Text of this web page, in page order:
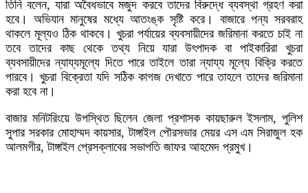
তিনি বলেন, যারা অবৈধভাবে মজুদ করবে তাদের বিরুদ্ধে ব্যবস্থা গ্রহণ করা
হবে। অভিযান মানুষের মধ্যে আতংঙ্ক সৃষ্টি করে। বাজারে পন্য সরবরাহ
থাকলে মূল্যও ঠিক থাকবে। খুচরা পর্যায়ের ব্যবসায়ীদের জরিমানা করতে চাই না
তবে তাদের কাছ থেকে তথ্য নিয়ে যারা উৎপাদক বা পাইকারিরা খুচরা
ব্যবসায়ীদের ন্যায্যমূল্যে দিতে পারে তাইলে তারা ন্যায্য মূল্যে বিক্রি করতে
পারবে। খুচরা বিক্রেতা যদি সঠিক কাগজ দেখাতে পারে তাহলে তাদের জরিমানা
করা হবে না।
বাজার মনিটরিংয়ে উপস্থিত ছিলেন জেলা প্রশাসক কায়ছারুল ইসলাম, পুলিশ
সুপার সরকার মোহাম্মদ কায়সার, টাঙ্গাইল পৌরসভার মেয়র এস এম সিরাজুল হক
আলমগীর, টাঙ্গাইল প্রেসক্লাবের সভাপতি জাফর আহমেদ প্রমুখ।